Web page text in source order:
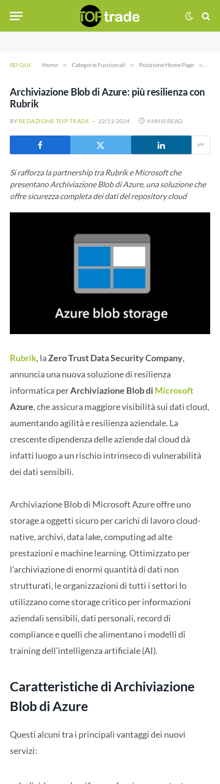
SEI QUI: Home » Categorie Funzionali » Posizione Home Page »
Archiviazione Blob di Azure: più resilienza con
Rubrik
BY REDAZIONE TOP TRADE 22/11/2024 4 MINS READ
Si rafforza la partnership tra Rubrik e Microsoft che
presentano Archiviazione Blob di Azure, una soluzione che
offre sicurezza completa dei dati del repository cloud
Rubrik, laZero Trust Data Security Company,
annuncia una nuova soluzione di resilienza
informatica perArchiviazione Blob di Microsoft
Azure, che assicura maggiore visibilità sui dati cloud,
aumentando agilità e resilienza aziendale. La
crescente dipendenza delle aziende dal cloud dà
infatti luogo a un rischio intrinseco di vulnerabilità
dei dati sensibili.
Archiviazione Blob di Microsoft Azure offre uno
storage a oggetti sicuro per carichi di lavoro cloud-
native, archivi, data lake, computing ad alte
prestazioni e machine learning. Ottimizzato per
l’archiviazione di enormi quantità di dati non
strutturati, le organizzazioni di tutti i settori lo
utilizzano come storage critico per informazioni
aziendali sensibili, dati personali, record di
compliance e quelli che alimentano i modelli di
training dell’intelligenza artificiale (AI).
Caratteristiche di Archiviazione
Blob di Azure
Questi alcuni tra i principali vantaggi dei nuovi
servizi: